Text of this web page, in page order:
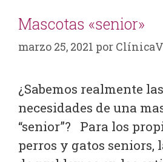
Mascotas «senior»
marzo 25, 2021 por
¿Sabemos realmente las
necesidades de una
“senior”? Para los
perros y gatos seniors,